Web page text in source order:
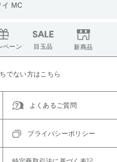
イ MC
ペーン 目玉品 新商品
でない方はこちら
よくあるご質問
プライバシーポリシー